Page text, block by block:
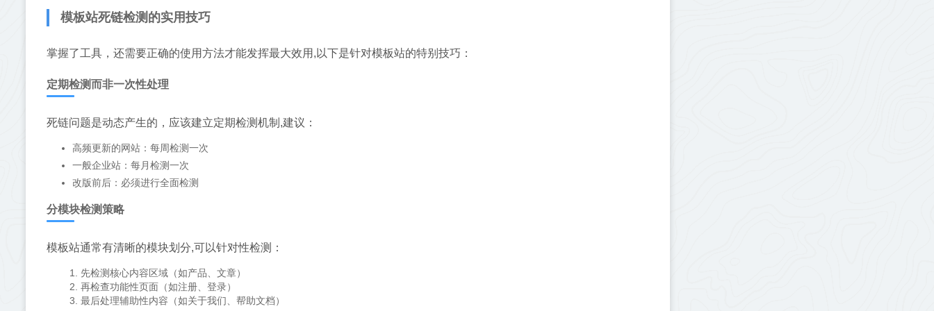
模板站死链检测的实用技巧
掌握了工具，还需要正确的使用方法才能发挥最大效用,以下是针对模板站的特别技巧：
定期检测而非一次性处理
死链问题是动态产生的，应该建立定期检测机制,建议：
高频更新的网站：每周检测一次
一般企业站：每月检测一次
改版前后：必须进行全面检测
分模块检测策略
模板站通常有清晰的模块划分,可以针对性检测：
先检测核心内容区域（如产品、文章）
再检查功能性页面（如注册、登录）
最后处理辅助性内容（如关于我们、帮助文档）